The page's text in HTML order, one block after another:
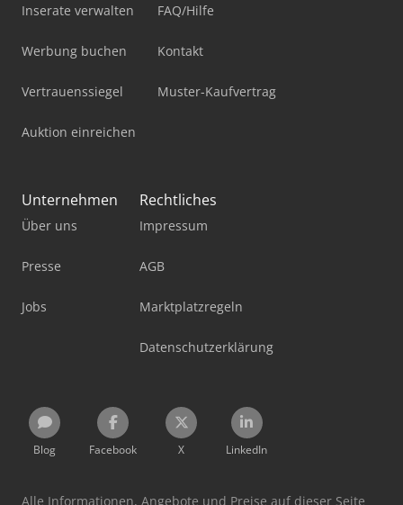
Inserate verwalten
Werbung buchen
Vertrauenssiegel
Auktion einreichen
FAQ/Hilfe
Kontakt
Muster-Kaufvertrag
Unternehmen
Über uns
Presse
Jobs
Rechtliches
Impressum
AGB
Marktplatzregeln
Datenschutzerklärung
Blog Facebook X LinkedIn
Alle Informationen, Angebote und Preise auf dieser Seite